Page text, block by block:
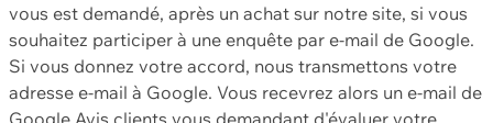
vous est demandé, après un achat sur notre site, si vous
souhaitez participer à une enquête par e-mail de Google.
Si vous donnez votre accord, nous transmettons votre
adresse e-mail à Google. Vous recevrez alors un e-mail de